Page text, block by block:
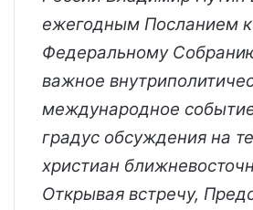
ежегодным Посланием к
Федеральному
важное
международное
градус обсуждения на
христиан
Открывая встречу,